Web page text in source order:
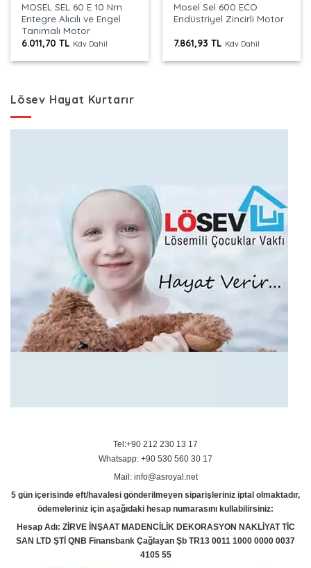
MOSEL SEL 60 E 10 Nm
Entegre Alıcılı ve Engel
Tanımalı Motor
6.011,70TL Kdv Dahil
Mosel Sel 600 ECO
Endüstriyel Zincirli Motor
7.861,93TL Kdv Dahil
Lösev Hayat Kurtarır
Tel:+90 212 230 13 17
Whatsapp: +90 530 560 30 17
Mail: info@asroyal.net
5 gün içerisinde eft/havalesi gönderilmeyen siparişleriniz iptal olmaktadır,
ödemeleriniz için aşağıdaki hesap numarasını kullabilirsiniz:
Hesap Adı: ZİRVE İNŞAAT MADENCİLİK DEKORASYON NAKLİYAT TİC
SAN LTD ŞTİ QNB Finansbank Çağlayan Şb TR13 0011 1000 0000 0037
4105 55